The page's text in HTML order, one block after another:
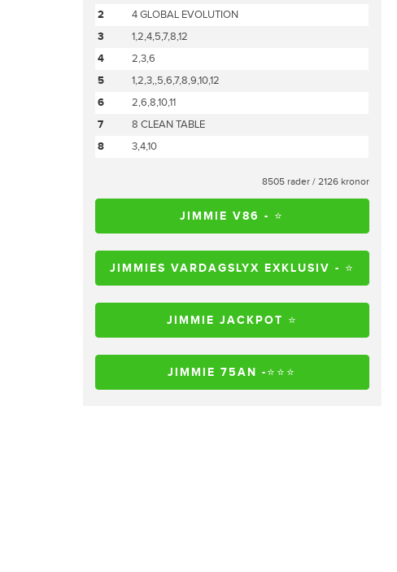
2
4 GLOBAL EVOLUTION
3
1,2,4,5,7,8,12
4
2,3,6
5
1,2,3,,5,6,7,8,9,10,12
6
2,6,8,10,11
7
8 CLEAN TABLE
8
3,4,10
8505 rader / 2126 kronor
JIMMIE V86 - ⭐️
JIMMIES VARDAGSLYX EXKLUSIV - ⭐️
JIMMIE JACKPOT ⭐
JIMMIE 75AN -⭐️⭐️⭐️